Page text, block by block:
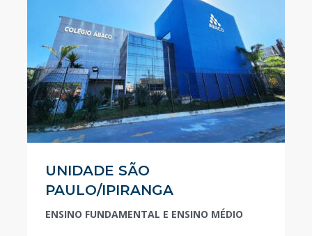
UNIDADE SÃO
PAULO/IPIRANGA
ENSINO FUNDAMENTAL E ENSINO MÉDIO